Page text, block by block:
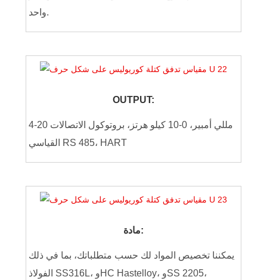
واحد.
OUTPUT:
4-20 مللي أمبير، 0-10 كيلو هرتز، بروتوكول الاتصالات
القياسي RS 485، HART
مادة:
يمكننا تخصيص المواد لك حسب متطلباتك، بما في ذلك
الفولاذ SS316L، وHC Hastelloy، وSS 2205،